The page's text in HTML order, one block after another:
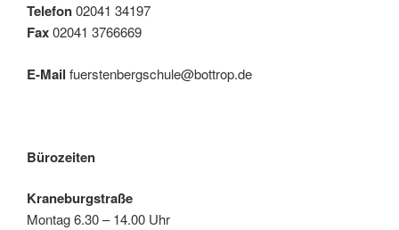
Telefon02041 34197
Fax02041 3766669
E-Mail fuerstenbergschule@bottrop.de
Bürozeiten
Kraneburgstraße
Montag 6.30 – 14.00 Uhr